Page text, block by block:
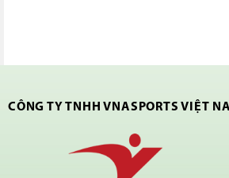
CÔNG TY TNHH VNASPORTS VIỆT